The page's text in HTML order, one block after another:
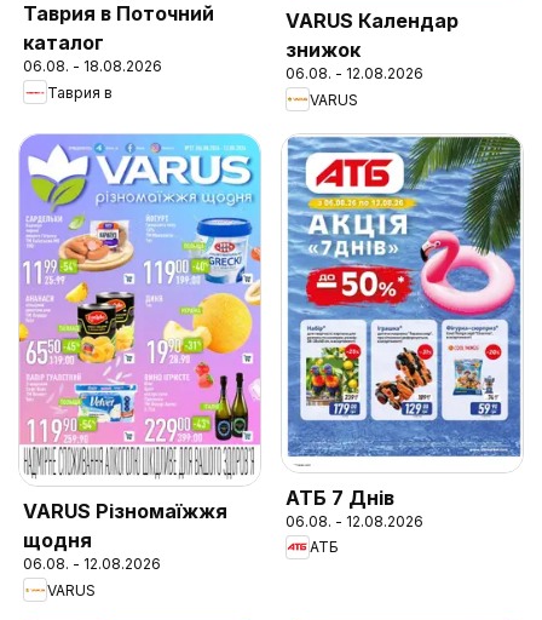
Таврия в Поточний
каталог
06.08. - 18.08.2026
Таврия в
VARUS Календар
знижок
06.08. - 12.08.2026
VARUS
VARUS Різномаїжжя
щодня
06.08. - 12.08.2026
VARUS
АТБ 7 Днів
06.08. - 12.08.2026
АТБ